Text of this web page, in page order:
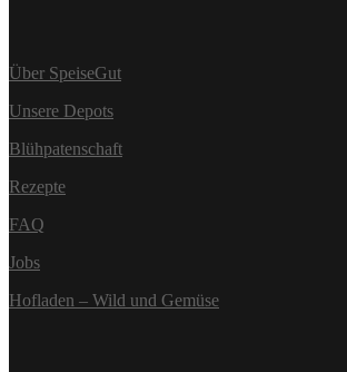
Über SpeiseGut
Unsere Depots
Blühpatenschaft
Rezepte
FAQ
Jobs
Hofladen – Wild und Gemüse